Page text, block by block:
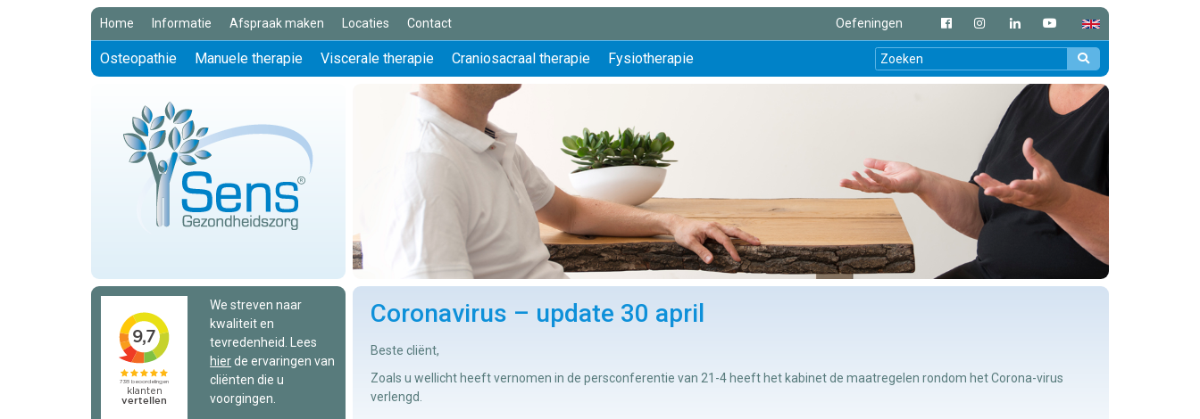
Home Informatie Afspraak maken Locaties Contact Oefeningen
Osteopathie Manuele therapie Viscerale therapie Craniosacraal therapie Fysiotherapie
Coronavirus – update 30 april
Beste cliënt,
Zoals u wellicht heeft vernomen in de persconferentie van 21-4 heeft het kabinet de maatregelen rondom het Corona-virus
verlengd.
We streven naar
kwaliteit en
tevredenheid. Lees
hierde ervaringen van
cliënten die u
voorgingen.